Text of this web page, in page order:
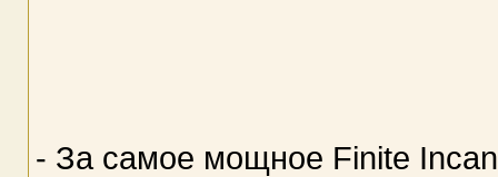
- За самое мощное Finite